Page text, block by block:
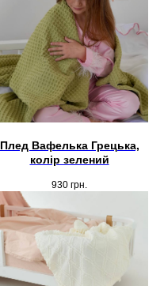
Плед Вафелька Грецька,
колір зелений
930 грн.